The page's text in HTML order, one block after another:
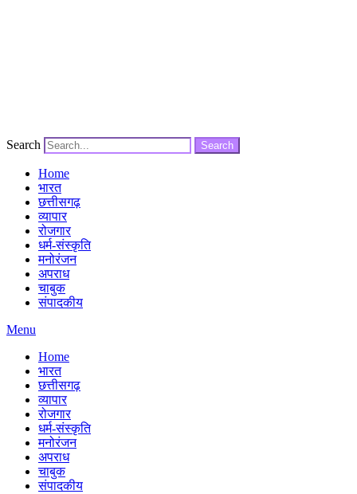
Search Search
Home
भारत
छत्तीसगढ़
व्यापार
रोजगार
धर्म-संस्कृति
मनोरंजन
अपराध
चाबुक
संपादकीय
Menu
Home
भारत
छत्तीसगढ़
व्यापार
रोजगार
धर्म-संस्कृति
मनोरंजन
अपराध
चाबुक
संपादकीय